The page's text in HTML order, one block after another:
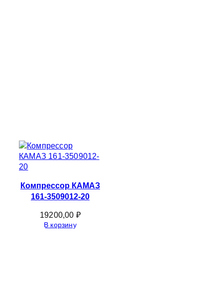
Компрессор КАМАЗ
161-3509012-20
19200,00 ₽
В корзину